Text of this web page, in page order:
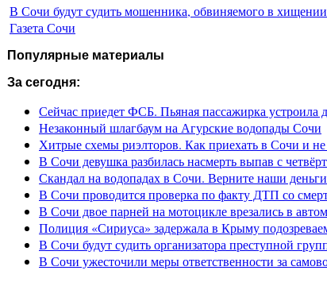
В Сочи будут судить мошенника, обвиняемого в
Газета Сочи
Популярные материалы
За сегодня:
Сейчас приедет ФСБ. Пьяная пассажирка устроила
Незаконный шлагбаум на Агурские водопады Сочи
Хитрые схемы риэлторов. Как приехать в Сочи и не
В Сочи девушка разбилась насмерть выпав с
Скандал на водопадах в Сочи. Верните наши деньги
В Сочи проводится проверка по факту ДТП со
В Сочи двое парней на мотоцикле врезались в
Полиция «Сириуса» задержала в Крыму
В Сочи будут судить организатора преступной
В Сочи ужесточили меры ответственности за